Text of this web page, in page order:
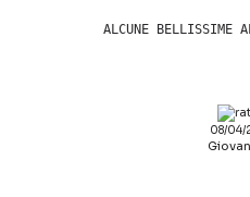
ALCUNE BELLISSIME
08/